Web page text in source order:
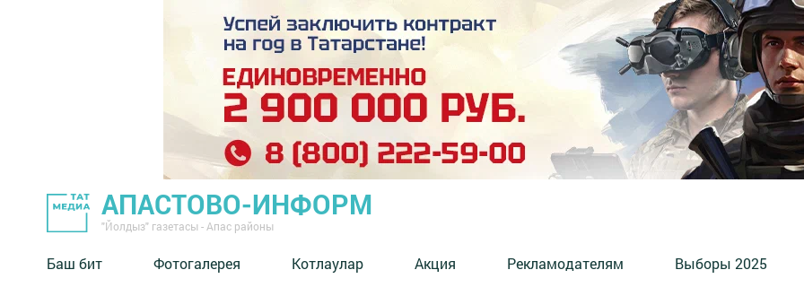
АПАСТОВО-ИНФОРМ
"Йолдыз" газетасы - Апас районы
Баш бит Фотогалерея Котлаулар Акция Рекламодателям Выборы 2025